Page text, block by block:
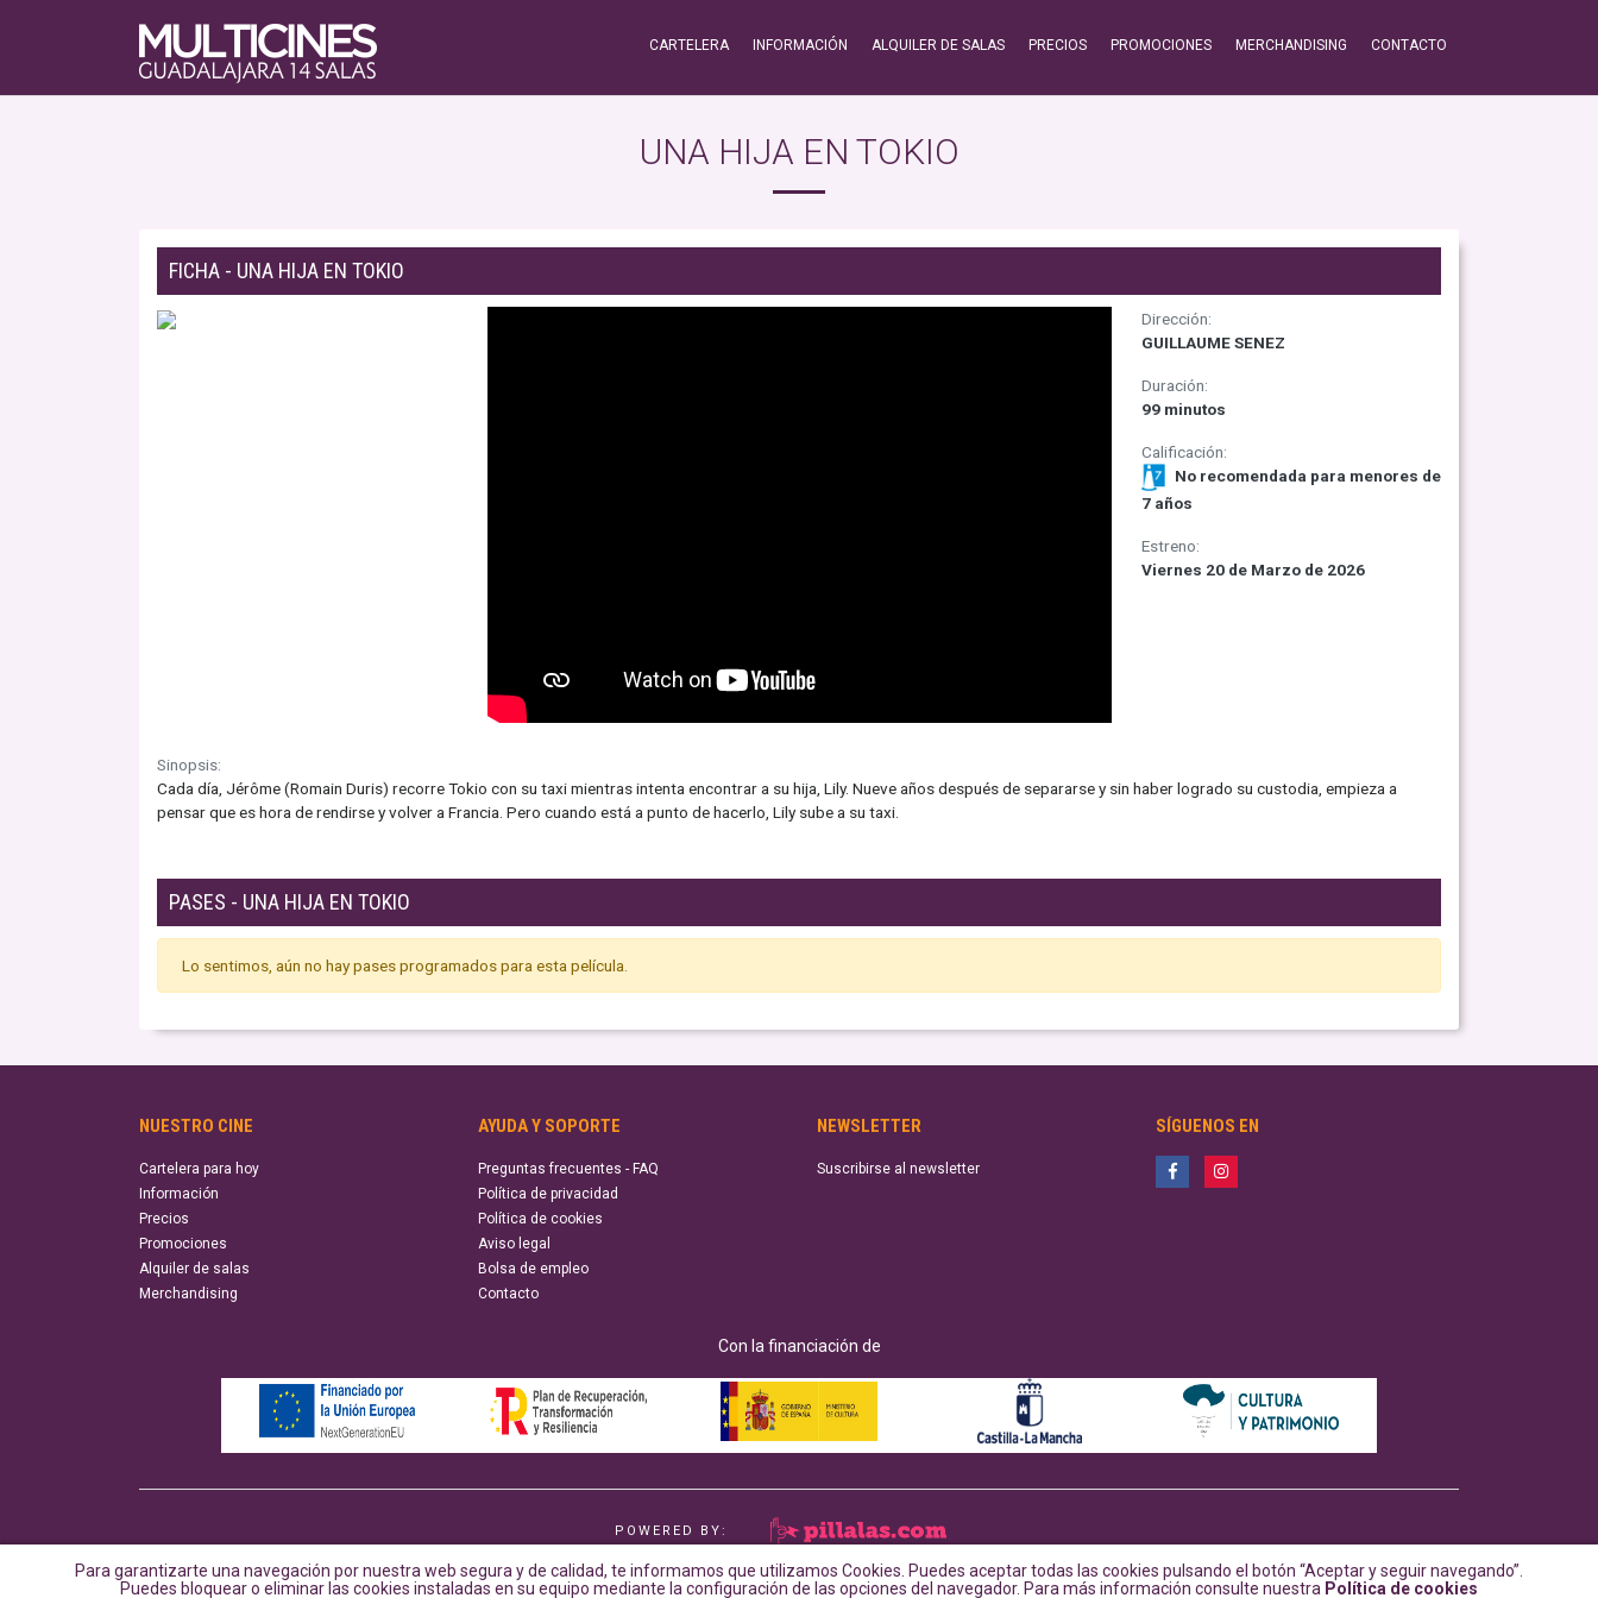
Para garantizarte una navegación por nuestra web segura y de calidad, te informamos que utilizamos Cookies. Puedes aceptar todas las cookies pulsando el botón “Aceptar y seguir navegando”.
Puedes bloquear o eliminar las cookies instaladas en su equipo mediante la configuración de las opciones del navegador. Para más información consulte nuestra Política de cookies
CARTELERA INFORMACIÓN ALQUILER DE SALAS PRECIOS PROMOCIONES MERCHANDISING CONTACTO
UNA HIJA EN TOKIO
FICHA - UNA HIJA EN TOKIO
Dirección:
GUILLAUME SENEZ
Duración:
99 minutos
Calificación:
No recomendada para menores de
7 años
Estreno:
Viernes 20 de Marzo de 2026
Sinopsis:
Cada día, Jérôme (Romain Duris) recorre Tokio con su taxi mientras intenta encontrar a su hija, Lily. Nueve años después de separarse y sin haber logrado su custodia, empieza a
pensar que es hora de rendirse y volver a Francia. Pero cuando está a punto de hacerlo, Lily sube a su taxi.
PASES - UNA HIJA EN TOKIO
Lo sentimos, aún no hay pases programados para esta película.
NUESTRO CINE
Cartelera para hoy
Información
Precios
Promociones
Alquiler de salas
Merchandising
AYUDA Y SOPORTE
Preguntas frecuentes - FAQ
Política de privacidad
Política de cookies
Aviso legal
Bolsa de empleo
Contacto
NEWSLETTER
Suscribirse al newsletter
SÍGUENOS EN
Con la financiación de
POWERED BY: